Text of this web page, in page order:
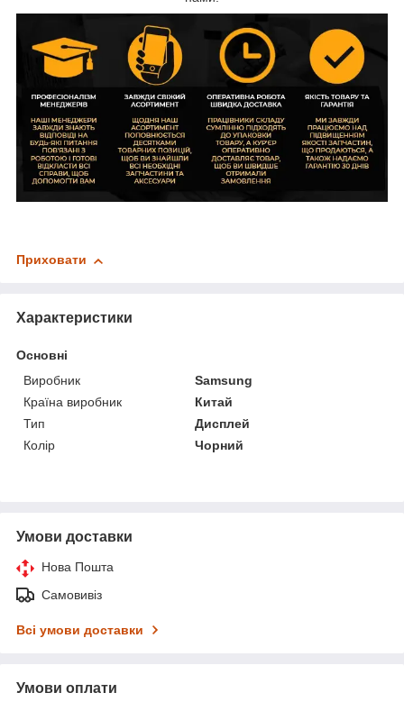
Приховати
Характеристики
Основні
Виробник
Samsung
Країна виробник
Китай
Тип
Дисплей
Колір
Чорний
Умови доставки
Нова Пошта
Самовивіз
Всі умови доставки
Умови оплати